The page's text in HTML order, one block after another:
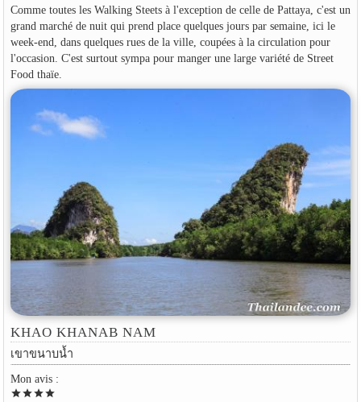
Comme toutes les Walking Steets à l'exception de celle de Pattaya, c'est un
grand marché de nuit qui prend place quelques jours par semaine, ici le
week-end, dans quelques rues de la ville, coupées à la circulation pour
l'occasion. C'est surtout sympa pour manger une large variété de Street
Food thaïe.
KHAO KHANAB NAM
เขาขนาบน้ำ
Mon avis :
starstarstarstar